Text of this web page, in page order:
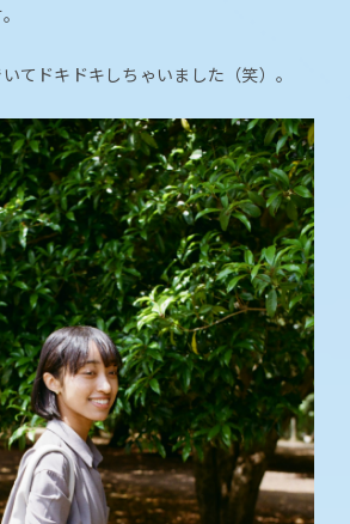
てドキドキしちゃいました（笑）。